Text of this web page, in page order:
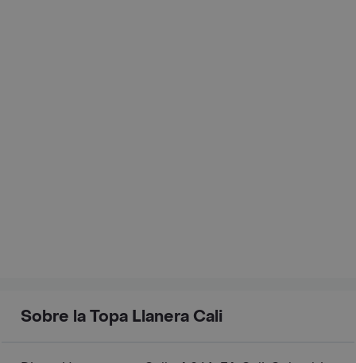
Sobre la Topa Llanera Cali